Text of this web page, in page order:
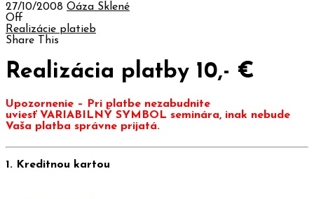
27/10/2008 Oáza Sklené
Off
Realizácie platieb
Share This
Realizácia platby 10,- €
Upozornenie – Pri platbe nezabudnite
uviesť VARIABILNÝ SYMBOL seminára, inak nebude
Vaša platba správne prijatá.
1. Kreditnou kartou